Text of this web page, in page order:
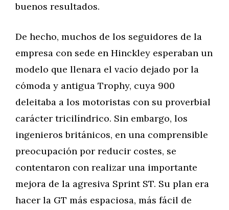
buenos resultados.
De hecho, muchos de los seguidores de la
empresa con sede en Hinckley esperaban un
modelo que llenara el vacío dejado por la
cómoda y antigua Trophy, cuya 900
deleitaba a los motoristas con su proverbial
carácter tricilíndrico. Sin embargo, los
ingenieros británicos, en una comprensible
preocupación por reducir costes, se
contentaron con realizar una importante
mejora de la agresiva Sprint ST. Su plan era
hacer la GT más espaciosa, más fácil de